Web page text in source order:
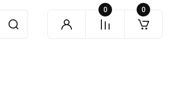
0 0